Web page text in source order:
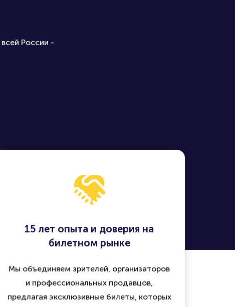
России -
15 лет опыта и доверия на
билетном рынке
Мы объединяем зрителей, организаторов
и профессиональных продавцов,
предлагая эксклюзивные билеты, которых